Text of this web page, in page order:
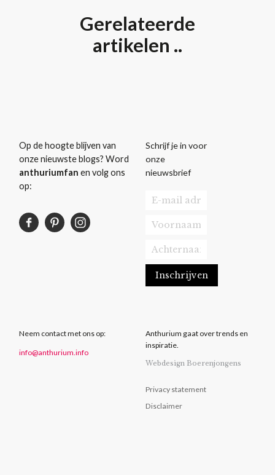
Gerelateerde
artikelen ..
Op de hoogte blijven van
onze nieuwste blogs? Word
anthuriumfan en volg ons
op:
Schrijf je in voor
onze
nieuwsbrief
Neem contact met ons op:
info@anthurium.info
Anthurium gaat over trends en
inspiratie.
Webdesign Boerenjongens
Privacy statement
Disclaimer